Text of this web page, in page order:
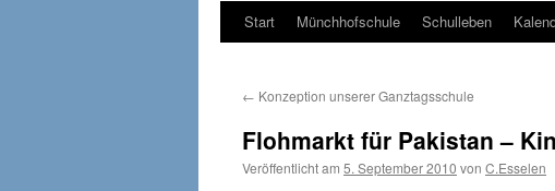
Weiter
Content
Start Münchhofschule Schulleben
← Konzeption unserer Ganztagsschule
Flohmarkt für Pakistan –
Veröffentlicht am 5. September 2010 von C.Esselen